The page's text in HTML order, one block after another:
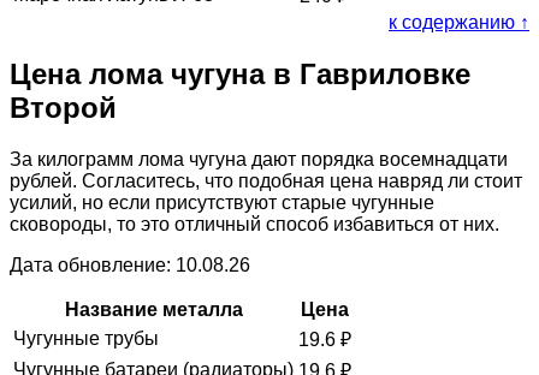
к содержанию ↑
Цена лома чугуна в Гавриловке
Второй
За килограмм лома чугуна дают порядка восемнадцати
рублей. Согласитесь, что подобная цена навряд ли стоит
усилий, но если присутствуют старые чугунные
сковороды, то это отличный способ избавиться от них.
Дата обновление: 10.08.26
Название металла
Цена
Чугунные трубы
19.6 ₽
Чугунные батареи (радиаторы) 19.6 ₽